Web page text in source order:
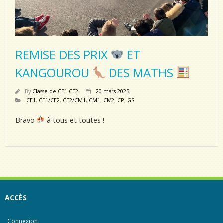
REMISE DES PRIX
ET
KANGOUROU
DES MATHS
By Classe de CE1 CE2
20 mars 2025
CE1 , CE1/CE2, CE2/CM1 , CM1 , CM2, CP, GS
Bravo à tous et toutes !
ACCÈS
Connexion